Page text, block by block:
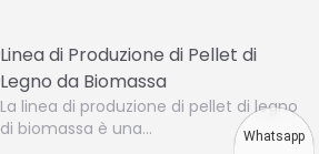
Linea di Produzione di Pellet di
Legno da Biomassa
La linea di produzione di pellet di legno
di biomassa è una…
Whatsapp